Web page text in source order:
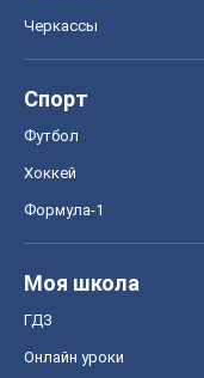
Черкассы
Спорт
Футбол
Хоккей
Формула-1
Моя школа
ГДЗ
Онлайн уроки